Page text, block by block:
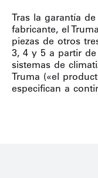
Tras la garantía
fabricante, el
piezas de otros
3, 4 y 5 a partir
sistemas de
Truma («el
especifican a